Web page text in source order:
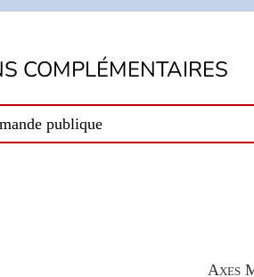
COMPLÉMENTAIRES
publique
Axes